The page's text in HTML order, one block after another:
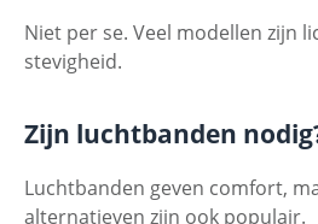
Niet per se. Veel modellen zijn
stevigheid.
Zijn luchtbanden
Luchtbanden geven comfort,
alternatieven zijn ook populair.